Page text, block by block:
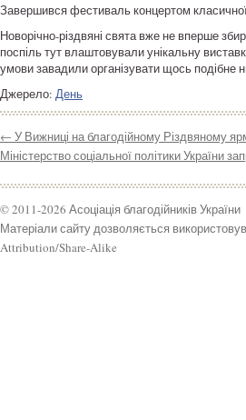
Завершився фестиваль концертом
Новорічно-різдвяні свята вже не вперше
поспіль тут влаштовували унікальну
умови завадили організувати щось подібне
Джерело: День
← У Вижниці на благодійному Різдвяному
Міністерство соціальної політики України
© 2011-2026 Асоціація благодійників України
Матеріали сайту дозволяється
Attribution/Share-Alike